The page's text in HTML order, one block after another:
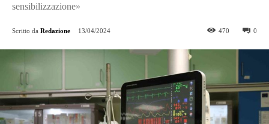
sensibilizzazione»
Scritto da Redazione 13/04/2024 0
470